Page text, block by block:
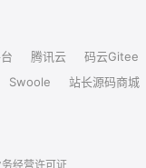
腾讯云 码云Gitee
Swoole 站长源码商城
经营许可证